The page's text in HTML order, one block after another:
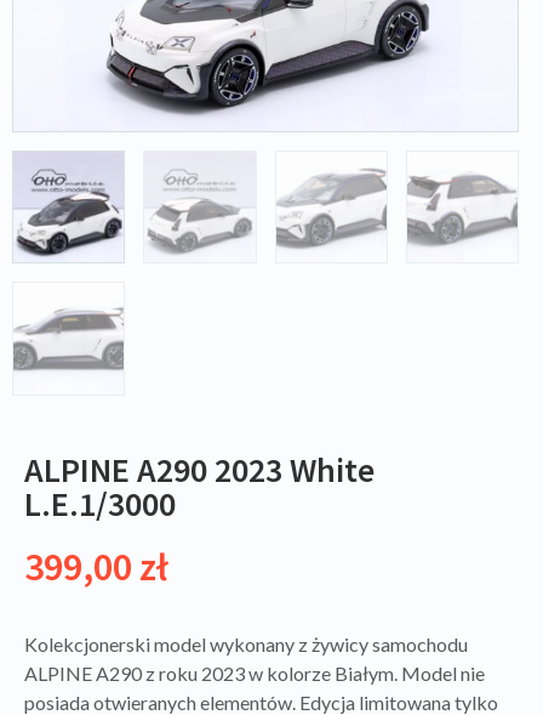
ALPINE A290 2023 White
L.E.1/3000
399,00 zł
Kolekcjonerski model wykonany z żywicy samochodu
ALPINE A290 z roku 2023 w kolorze Białym. Model nie
posiada otwieranych elementów. Edycja limitowana tylko